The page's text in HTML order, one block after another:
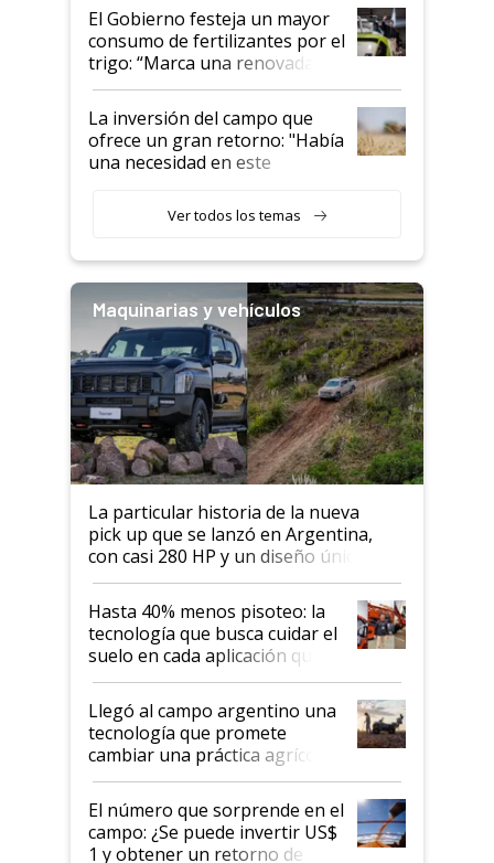
El Gobierno festeja un mayor
consumo de fertilizantes por el
trigo: “Marca una renovada
confianza de los productores”
La inversión del campo que
ofrece un gran retorno: "Había
una necesidad en este
Ver todos los temas
Maquinarias y vehículos
La particular historia de la nueva
pick up que se lanzó en Argentina,
con casi 280 HP y un diseño único: a
cuánto se vende
Hasta 40% menos pisoteo: la
tecnología que busca cuidar el
suelo en cada aplicación que
llevó Jacto al Congreso
Aapresid 2026
Llegó al campo argentino una
tecnología que promete
cambiar una práctica agrícola
clave: ¿Y si analizar el suelo
fuera tan simple como apretar
un botón?
El número que sorprende en el
campo: ¿Se puede invertir US$
1 y obtener un retorno de